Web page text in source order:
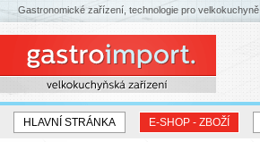
HLAVNÍ STRÁNKA E-SHOP - ZBOŽÍ
Gastronomické zařízení, technologie pro velkokuchyně